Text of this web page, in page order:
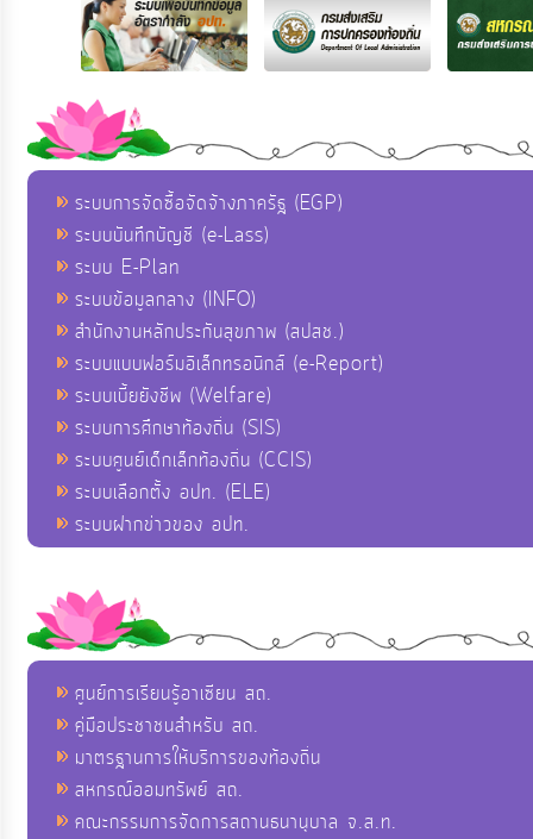
ระบบการจัดซื้อจัดจ้างภาครัฐ (EGP)
ระบบบันทึกบัญชี (e-Lass)
ระบบ E-Plan
ระบบข้อมูลกลาง (INFO)
สำนักงานหลักประกันสุขภาพ (สปสช.)
ระบบแบบฟอร์มอิเล็กทรอนิกส์ (e-Report)
ระบบเบี้ยยังชีพ (Welfare)
ระบบการศึกษาท้องถิ่น (SIS)
ระบบศูนย์เด็กเล็กท้องถิ่น (CCIS)
ระบบเลือกตั้ง อปท. (ELE)
ระบบฝากข่าวของ อปท.
ศูนย์การเรียนรู้อาเซียน สถ.
คู่มือประชาชนสำหรับ สถ.
มาตรฐานการให้บริการของท้องถิ่น
สหกรณ์ออมทรัพย์ สถ.
คณะกรรมการจัดการสถานธนานุบาล จ.ส.ท.